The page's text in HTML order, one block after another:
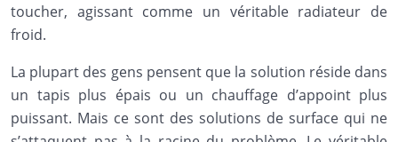
toucher, agissant comme un véritable radiateur de
froid.
La plupart des gens pensent que la solution réside dans
un tapis plus épais ou un chauffage d’appoint plus
puissant. Mais ce sont des solutions de surface qui ne